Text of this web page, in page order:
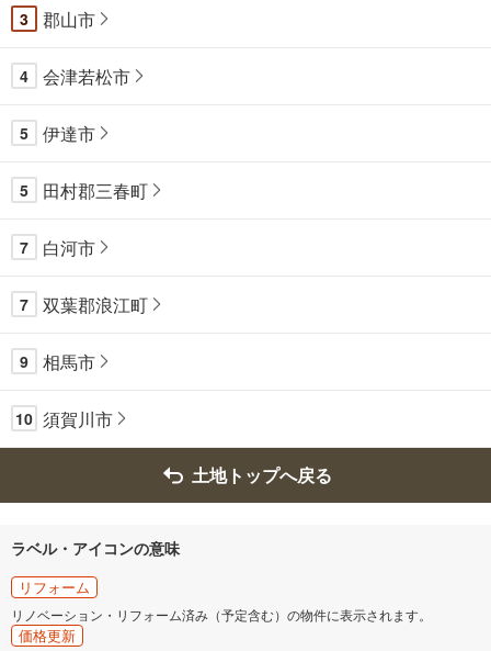
3 郡山市
4 会津若松市
5 伊達市
5 田村郡三春町
7 白河市
7 双葉郡浪江町
9 相馬市
10 須賀川市
土地トップへ戻る
ラベル・アイコンの意味
リフォーム
リノベーション・リフォーム済み（予定含む）の物件に表示されます。
価格更新